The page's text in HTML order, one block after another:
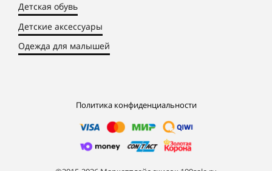
Детская обувь
Детские аксессуары
Одежда для малышей
Политика конфиденциальности